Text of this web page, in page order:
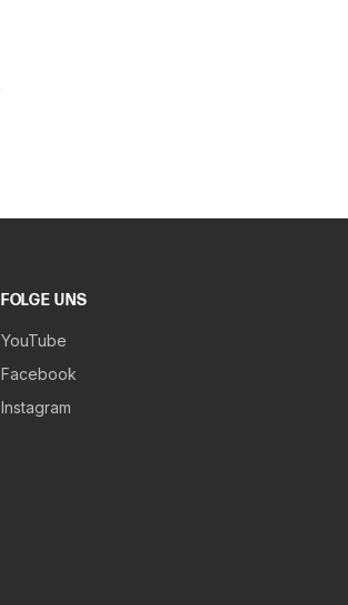
FOLGE UNS
YouTube
Facebook
Instagram